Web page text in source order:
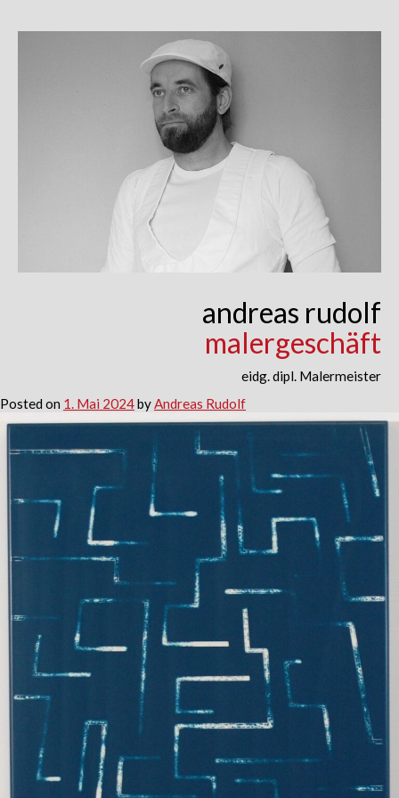
andreas rudolf
malergeschäft
eidg. dipl. Malermeister
Posted on 1. Mai 2024byAndreas Rudolf